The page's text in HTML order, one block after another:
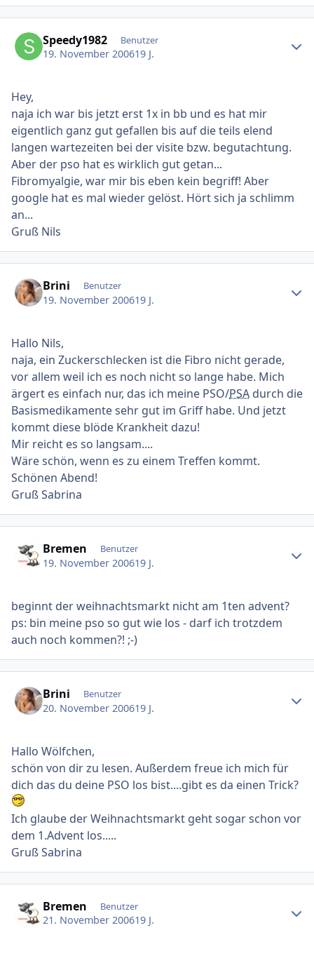
Speedy1982 Benutzer
19. November 200619 J.
Hey,
naja ich war bis jetzt erst 1x in bb und es hat mir
eigentlich ganz gut gefallen bis auf die teils elend
langen wartezeiten bei der visite bzw. begutachtung.
Aber der pso hat es wirklich gut getan...
Fibromyalgie, war mir bis eben kein begriff! Aber
google hat es mal wieder gelöst. Hört sich ja schlimm
an...
Gruß Nils
Brini Benutzer
19. November 200619 J.
Hallo Nils,
naja, ein Zuckerschlecken ist die Fibro nicht gerade,
vor allem weil ich es noch nicht so lange habe. Mich
ärgert es einfach nur, das ich meine PSO/PSA durch die
Basismedikamente sehr gut im Griff habe. Und jetzt
kommt diese blöde Krankheit dazu!
Mir reicht es so langsam....
Wäre schön, wenn es zu einem Treffen kommt.
Schönen Abend!
Gruß Sabrina
Bremen Benutzer
19. November 200619 J.
beginnt der weihnachtsmarkt nicht am 1ten advent?
ps: bin meine pso so gut wie los - darf ich trotzdem
auch noch kommen?! ;-)
Brini Benutzer
20. November 200619 J.
Hallo Wölfchen,
schön von dir zu lesen. Außerdem freue ich mich für
dich das du deine PSO los bist....gibt es da einen Trick?
Ich glaube der Weihnachtsmarkt geht sogar schon vor
dem 1.Advent los.....
Gruß Sabrina
Bremen Benutzer
21. November 200619 J.